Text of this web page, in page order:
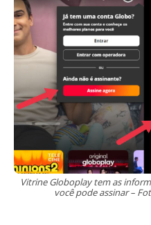
Vitrine Globoplay tem as
você pode assinar –